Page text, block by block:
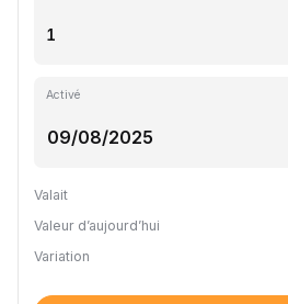
Activé
Valait
Valeur d’aujourd’hui
Variation